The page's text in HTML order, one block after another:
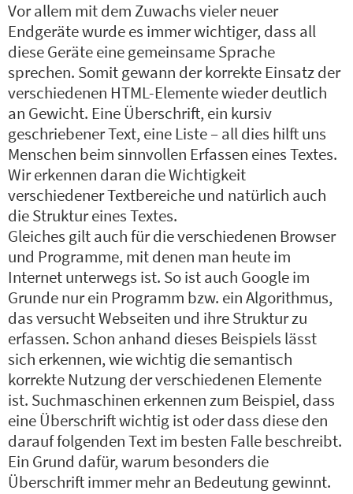
Vor allem mit dem Zuwachs vieler neuer
Endgeräte wurde es immer wichtiger, dass all
diese Geräte eine gemeinsame Sprache
sprechen. Somit gewann der korrekte Einsatz der
verschiedenen HTML-Elemente wieder deutlich
an Gewicht. Eine Überschrift, ein kursiv
geschriebener Text, eine Liste – all dies hilft uns
Menschen beim sinnvollen Erfassen eines Textes.
Wir erkennen daran die Wichtigkeit
verschiedener Textbereiche und natürlich auch
die Struktur eines Textes.
Gleiches gilt auch für die verschiedenen Browser
und Programme, mit denen man heute im
Internet unterwegs ist. So ist auch Google im
Grunde nur ein Programm bzw. ein Algorithmus,
das versucht Webseiten und ihre Struktur zu
erfassen. Schon anhand dieses Beispiels lässt
sich erkennen, wie wichtig die semantisch
korrekte Nutzung der verschiedenen Elemente
ist. Suchmaschinen erkennen zum Beispiel, dass
eine Überschrift wichtig ist oder dass diese den
darauf folgenden Text im besten Falle beschreibt.
Ein Grund dafür, warum besonders die
Überschrift immer mehr an Bedeutung gewinnt.